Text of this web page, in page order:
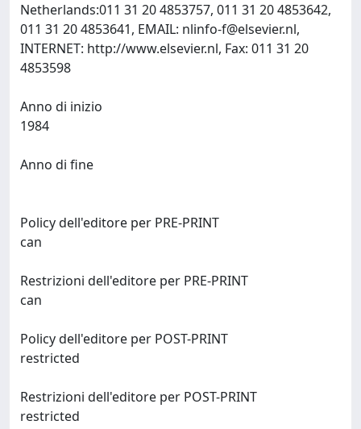
Netherlands:011 31 20 4853757, 011 31 20 4853642,
011 31 20 4853641, EMAIL: nlinfo-f@elsevier.nl,
INTERNET: http://www.elsevier.nl, Fax: 011 31 20
Anno di inizio
Anno di fine
Policy dell'editore per PRE-PRINT
Restrizioni dell'editore per PRE-PRINT
Policy dell'editore per POST-PRINT
Restrizioni dell'editore per POST-PRINT